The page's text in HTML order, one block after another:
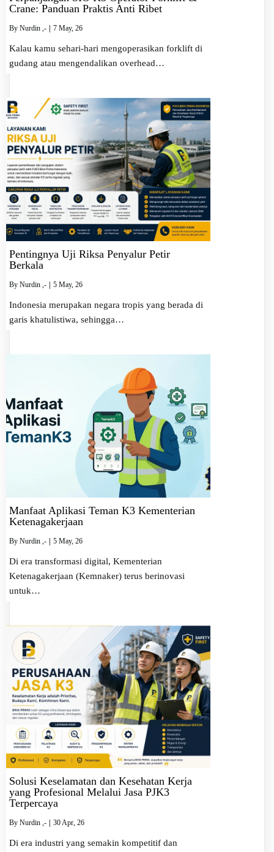
Crane: Panduan Praktis Anti Ribet
By Nurdin ,- 7 May, 26
Kalau kamu sehari-hari mengoperasikan forklift di
gudang atau mengendalikan overhead…
Pentingnya Uji Riksa Penyalur Petir
Berkala
By Nurdin ,- 5 May, 26
Indonesia merupakan negara tropis yang berada di
garis khatulistiwa, sehingga…
Manfaat Aplikasi Teman K3 Kementerian
Ketenagakerjaan
By Nurdin ,- | 5 May, 26
Di era transformasi digital, Kementerian
Ketenagakerjaan (Kemnaker) terus berinovasi
untuk…
Solusi Keselamatan dan Kesehatan Kerja
yang Profesional Melalui Jasa PJK3
Terpercaya
By Nurdin ,- 30Apr, 26
Di era industri yang semakin kompetitif dan